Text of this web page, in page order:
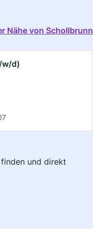
Nähe von Schollbrunn
w/d)
und direkt